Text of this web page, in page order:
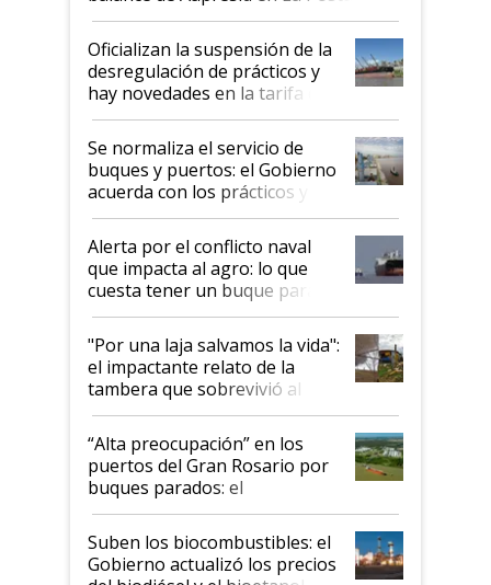
Oficializan la suspensión de la
desregulación de prácticos y
hay novedades en la tarifa de
la hidrovía
Se normaliza el servicio de
buques y puertos: el Gobierno
acuerda con los prácticos y
suspende el decreto de
desregulación
Alerta por el conflicto naval
que impacta al agro: lo que
cuesta tener un buque parado
y el peligro de que Argentina
pase a ser "país sucio"
"Por una laja salvamos la vida":
el impactante relato de la
tambera que sobrevivió al
tornado
“Alta preocupación” en los
puertos del Gran Rosario por
buques parados: el
funcionamiento de las
exportadoras en tensión tras
la medida de fuerza de los
prácticos
Suben los biocombustibles: el
Gobierno actualizó los precios